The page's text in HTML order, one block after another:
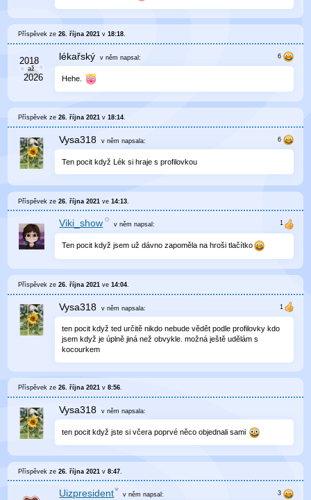
Příspěvek ze26. října 2021 v18:18.
lékařský v něm napsal:
Hehe.
Příspěvek ze26. října 2021 v18:14.
Vysa318 v něm napsala:
Ten pocit když Lék si hraje s profilovkou
Příspěvek ze26. října 2021 ve14:13
Viki_show v němnapsal:
Ten pocit když jsem už dávno zapoměla na hroši tlačítko
Příspěvek ze26. října 2021 ve14:04
Vysa318 v něm napsala:
ten pocit když ted určitě nikdo nebude vědět podle profilovky kdo
jsem když je úplně jiná než obvykle. možná ještě udělám s
kocourkem
Příspěvek ze26. října 2021 v8:56.
Vysa318 v něm napsala:
ten pocit když jste si včera poprvé něco objednali sami
Příspěvek ze26. října 2021 v8:47
Uizpresident v něm napsal: